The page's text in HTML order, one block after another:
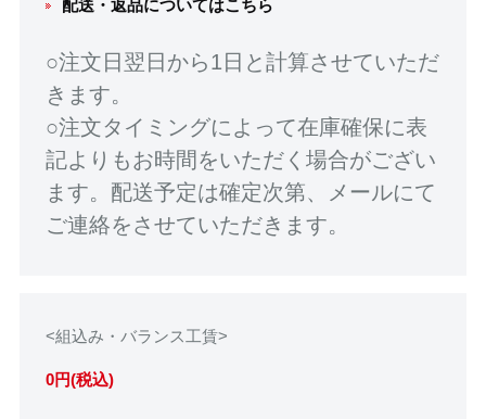
配送・返品についてはこちら
○注文日翌日から1日と計算させていただ
きます。
○注文タイミングによって在庫確保に表
記よりもお時間をいただく場合がござい
ます。配送予定は確定次第、メールにて
ご連絡をさせていただきます。
<組込み・バランス工賃>
0円(税込)